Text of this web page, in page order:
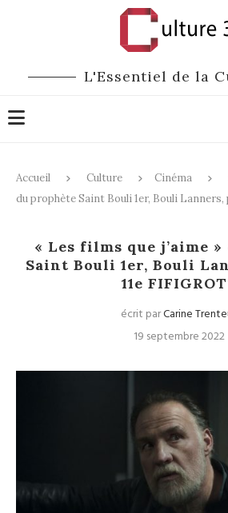
L'Essentiel de la
Accueil Culture Cinéma
du prophète Saint Bouli 1er, Bouli Lanners,
« Les films que j’aime
Saint Bouli 1er, Bouli
11e
écrit parCarine
19 septembre 2022